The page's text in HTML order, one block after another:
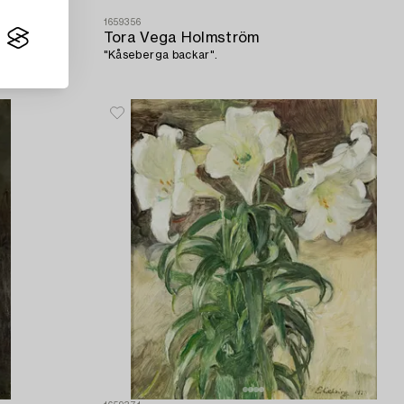
1659356
Tora Vega Holmström
"Kåseberga backar".